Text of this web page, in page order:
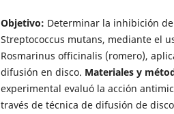
Objetivo: Determinar la inhibición
Streptococcus mutans, mediante el
Rosmarinus officinalis (romero),
difusión en disco. Materiales y
experimental evaluó la acción
través de técnica de difusión de